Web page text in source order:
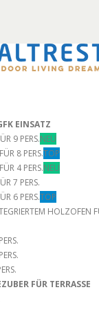
EINSATZ
9 PERS.NEU
8 PERS.TOP
4 PERS.NEU
7 PERS.
6 PERS.TOP
HOLZOFEN
FÜR TERRASSE